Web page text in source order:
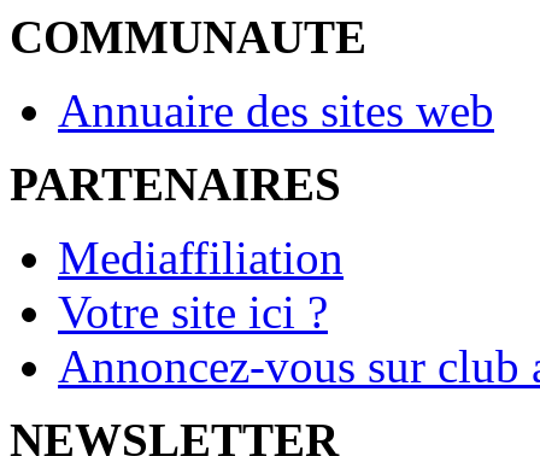
COMMUNAUTE
Annuaire des sites web
PARTENAIRES
Mediaffiliation
Votre site ici ?
Annoncez-vous sur
NEWSLETTER